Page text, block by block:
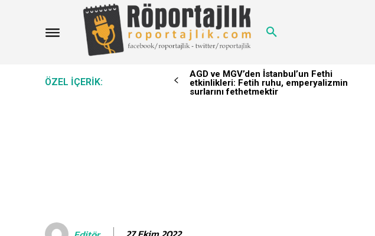
ÖZEL IÇERIK:
AGD ve MGV’den İstanbul’un Fethi
etkinlikleri: Fetih ruhu, emperyalizmin
surlarını fethetmektir